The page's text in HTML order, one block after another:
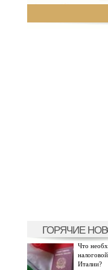
ГОРЯЧИЕ
Что
Италии?